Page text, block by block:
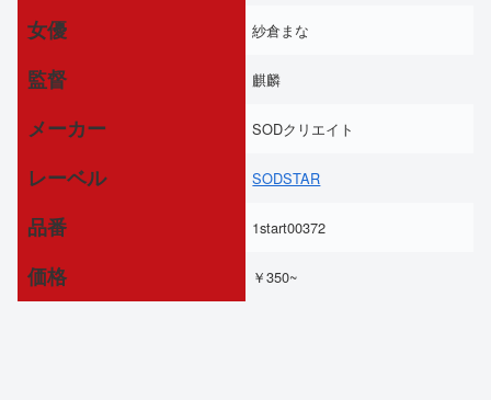
女優 紗倉まな
監督 麒麟
メーカー SODクリエイト
レーベル SODSTAR
品番 1start00372
価格 ￥350~